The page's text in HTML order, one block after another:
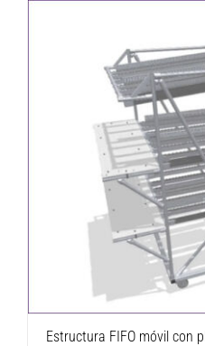
Estructura FIFO
Estructura FIFO móvil con